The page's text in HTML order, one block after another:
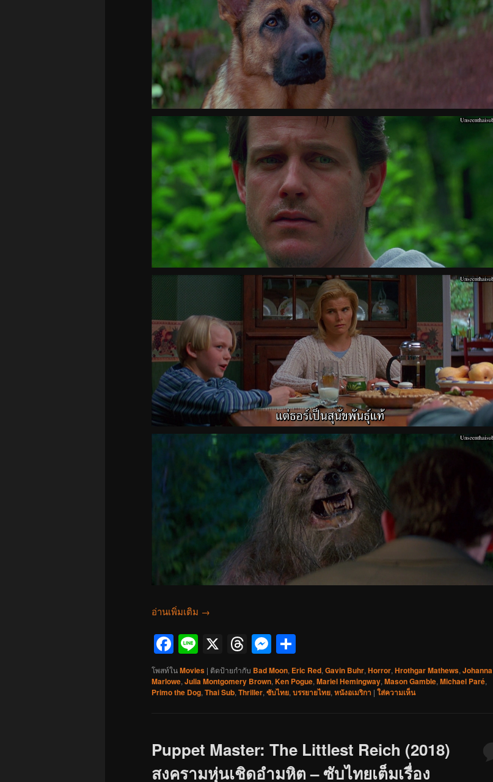
อ่านเพิ่มเติม →
Facebook
Line
X Threads
Messenger
โพสท์ในMovies | ติดป้ายกำกับ Bad Moon, Eric Red, Gavin Buhr, Horror, Hrothgar Mathews, Johanna
Marlowe, Julia Montgomery Brown, Ken Pogue, Mariel Hemingway, Mason Gamble, Michael Paré,
Primo the Dog, Thai Sub, Thriller, ซับไทย, บรรยายไทย, หนังอเมริกา | ใส่ความเห็น
Puppet Master: The Littlest Reich (2018)
สงครามหุ่นเชิดอำมหิต – ซับไทยเต็มเรื่อง